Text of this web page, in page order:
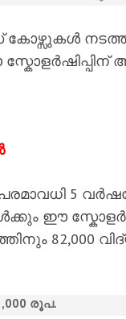
5
ഈ
82,000
രൂപ.